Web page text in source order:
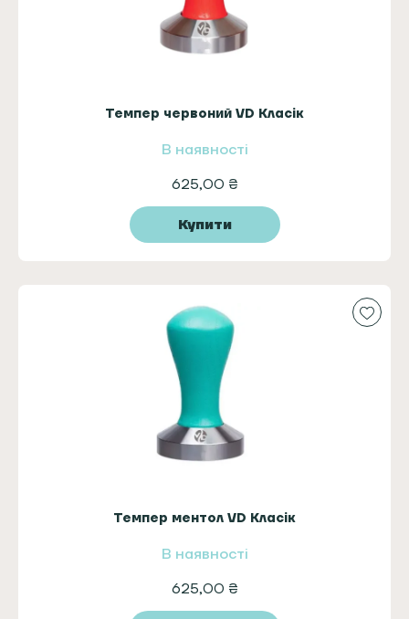
Темпер червоний VD Класік
В наявності
625,00 ₴
Купити
Темпер ментол VD Класік
В наявності
625,00 ₴